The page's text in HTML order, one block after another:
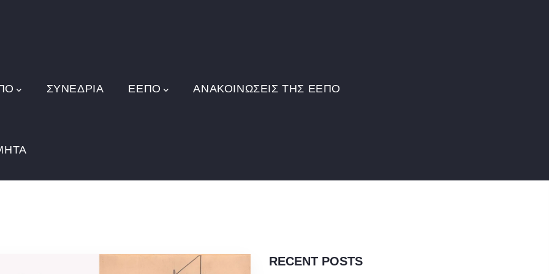
ΣΥΝΕΔΡΙΑ ΕΕΠΟ ΑΝΑΚΟΙΝΏΣΕΙΣ ΤΗΣ ΕΕΠΟ
RECENT POSTS